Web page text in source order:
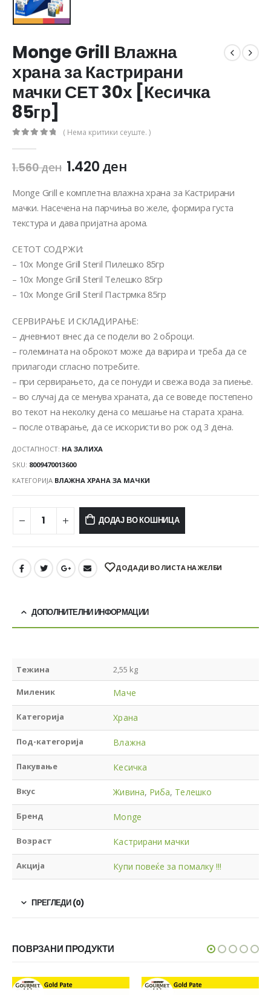
Monge Grill Влажна
храна за Кастрирани
мачки СЕТ 30х [Кесичка
85гр]
( Нема критики сеуште. )
1.560ден 1.420ден
Monge Grill е комплетна влажна храна за Кастрирани
мачки. Насечена на парчиња во желе, формира густа
текстура и дава пријатна арома.
СЕТОТ СОДРЖИ:
– 10x Monge Grill Steril Пилешко 85гр
– 10х Monge Grill Steril Телешко 85гр
– 10х Monge Grill Steril Пастрмка 85гр
СЕРВИРАЊЕ И СКЛАДИРАЊЕ:
– дневниот внес да се подели во 2 оброци.
– големината на оброкот може да варира и треба да се
прилагоди сгласно потребите.
– при сервирањето, да се понуди и свежа вода за пиење.
– во случај да се менува храната, да се воведе постепено
во текот на неколку дена со мешање на старата храна.
– после отварање, да се искористи во рок од 3 дена.
ДОСТАПНОСТ: НА ЗАЛИХА
SKU: 8009470013600
КАТЕГОРИЈА ВЛАЖНА ХРАНА ЗА МАЧКИ
ДОДАЈ ВО КОШНИЦА
ДОДАДИ ВО ЛИСТА НА ЖЕЛБИ
ДОПОЛНИТЕЛНИ ИНФОРМАЦИИ
Тежина 2,55 kg
Миленик Маче
Категорија Храна
Под-категорија Влажна
Пакување Кесичка
Вкус Живина, Риба, Телешко
Бренд Monge
Возраст Кастрирани мачки
Акција Купи повеќе за помалку !!!
ПРЕГЛЕДИ (0)
ПОВРЗАНИ ПРОДУКТИ